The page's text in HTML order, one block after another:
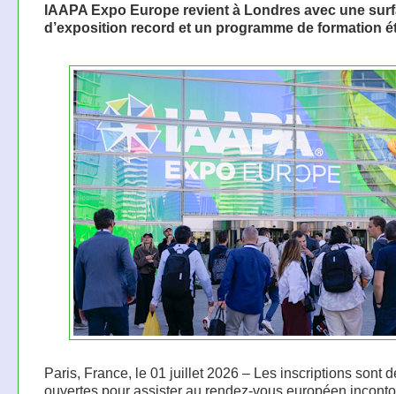
IAAPA Expo Europe revient à Londres avec une
d’exposition record et un programme de formation
Paris, France, le 01 juillet 2026 – Les inscriptions sont
ouvertes pour assister au rendez-vous européen